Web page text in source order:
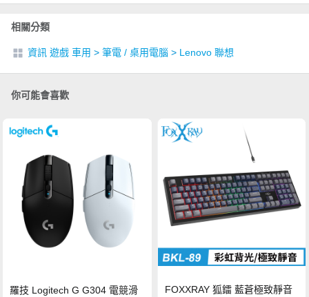
相關分類
資訊 遊戲 車用 > 筆電 / 桌用電腦 > Lenovo 聯想
你可能會喜歡
羅技 Logitech G G304 電競滑
FOXXRAY 狐鐳 藍蒼極致靜音